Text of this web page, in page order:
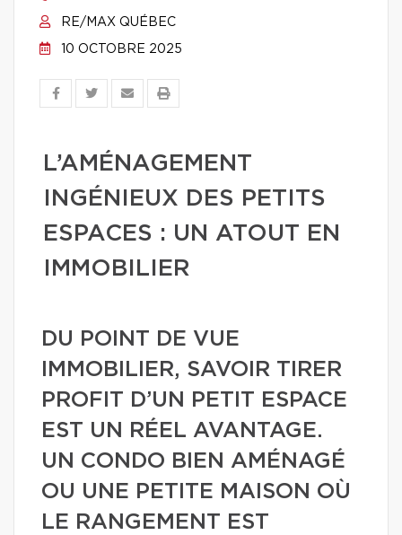
RE/MAX QUÉBEC
10 OCTOBRE 2025
L’AMÉNAGEMENT
INGÉNIEUX DES PETITS
ESPACES : UN ATOUT EN
IMMOBILIER
DU POINT DE VUE
IMMOBILIER, SAVOIR TIRER
PROFIT D’UN PETIT ESPACE
EST UN RÉEL AVANTAGE.
UN CONDO BIEN AMÉNAGÉ
OU UNE PETITE MAISON OÙ
LE RANGEMENT EST